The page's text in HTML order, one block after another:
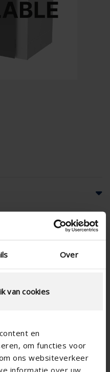
Over
van cookies
en
om functies voor
ons websiteverkeer
informatie over uw
Ø 180
RH sensor , VOC sensor ,
CO 2 sensor